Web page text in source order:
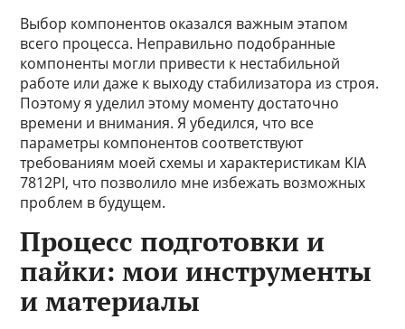
Выбор компонентов оказался важным этапом
всего процесса. Неправильно подобранные
компоненты могли привести к нестабильной
работе или даже к выходу стабилизатора из строя.
Поэтому я уделил этому моменту достаточно
времени и внимания. Я убедился, что все
параметры компонентов соответствуют
требованиям моей схемы и характеристикам KIA
7812PI, что позволило мне избежать возможных
проблем в будущем.
Процесс подготовки и
пайки: мои инструменты
и материалы